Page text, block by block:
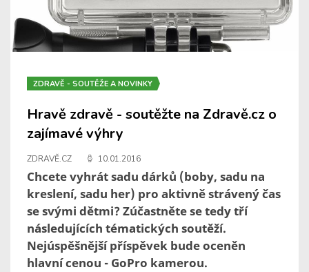
ZDRAVĚ - SOUTĚŽE A NOVINKY
Hravě zdravě - soutěžte na Zdravě.cz o
zajímavé výhry
ZDRAVĚ.CZ 10.01.2016
Chcete vyhrát sadu dárků (boby, sadu na
kreslení, sadu her) pro aktivně strávený čas
se svými dětmi? Zúčastněte se tedy tří
následujících tématických soutěží.
Nejúspěšnější příspěvek bude oceněn
hlavní cenou - GoPro kamerou.